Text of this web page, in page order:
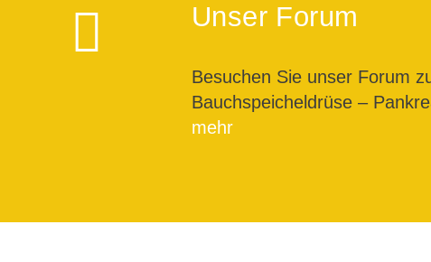
Unser Forum
Besuchen Sie unser Forum
Bauchspeicheldrüse –
mehr